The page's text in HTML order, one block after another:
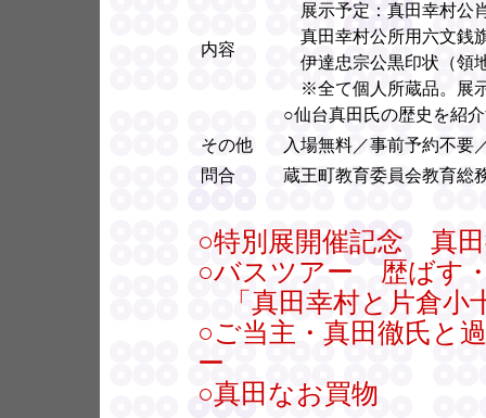
内容
展示予定：真田幸村公
真田幸村公所用六文銭
伊達忠宗公黒印状（領
※全て個人所蔵品。展
○仙台真田氏の歴史を紹
その他
入場無料／事前予約不要
問合
蔵王町教育委員会教育総
○特別展開催記念 真
○バスツアー 歴ばす
「真田幸村と片倉
○ご当主・真田徹氏と
ー
○真田なお買物